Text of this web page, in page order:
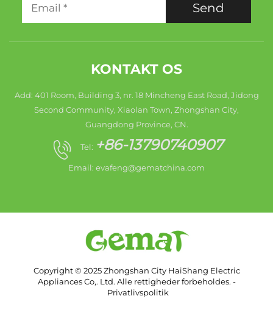
Send
KONTAKT OS
Add: 401 Room, Building 3, nr. 18 Mincheng East Road, Jidong
Second Community, Xiaolan Town, Zhongshan City,
Guangdong Province, CN.
Tel: +86-13790740907
Email: evafeng@gematchina.com
Copyright © 2025 Zhongshan City HaiShang Electric
Appliances Co,. Ltd. Alle rettigheder forbeholdes. -
Privatlivspolitik